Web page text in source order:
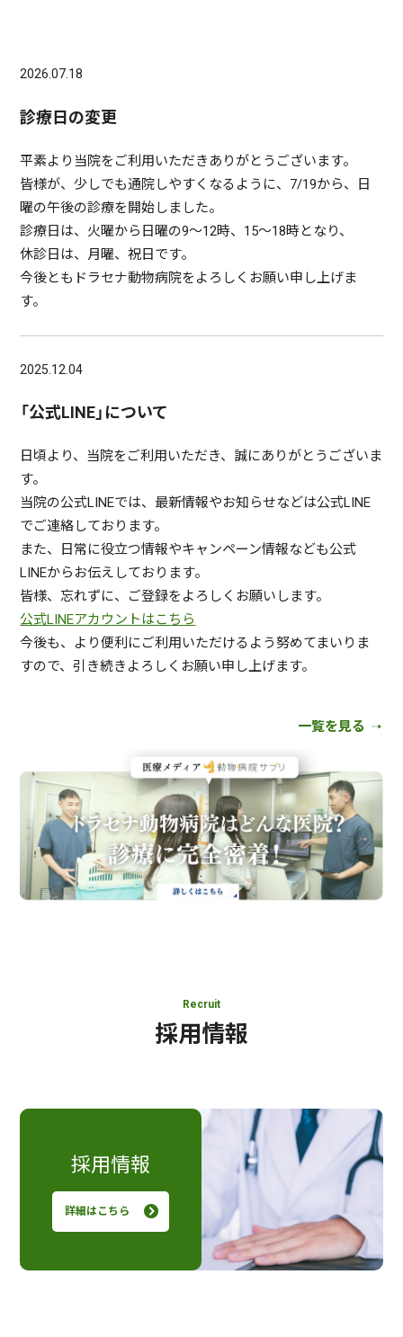
2026.07.18
診療日の変更
平素より当院をご利用いただきありがとうございます。
皆様が、少しでも通院しやすくなるように、7/19から、日
曜の午後の診療を開始しました。
診療日は、火曜から日曜の9〜12時、15〜18時となり、
休診日は、月曜、祝日です。
今後ともドラセナ動物病院をよろしくお願い申し上げま
す。
2025.12.04
「公式LINE」について
日頃より、当院をご利用いただき、誠にありがとうございま
す。
当院の公式LINEでは、最新情報やお知らせなどは公式LINE
でご連絡しております。
また、日常に役立つ情報やキャンペーン情報なども公式
LINEからお伝えしております。
皆様、忘れずに、ご登録をよろしくお願いします。
公式LINEアカウントはこちら
今後も、より便利にご利用いただけるよう努めてまいりま
すので、引き続きよろしくお願い申し上げます。
一覧を見る
Recruit
採用情報
採用情報
詳細はこちら